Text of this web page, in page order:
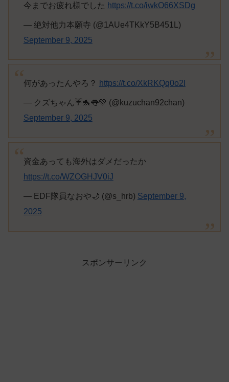
今までお疲れ様でした https://t.co/iwkO66XSDg
— 絶対他力本願寺 (@1AUe4TKkY5B451L)
September 9, 2025
何があったんやろ？ https://t.co/XkRKQq0o2l
— クズちゃん☔️🐬👅💚 (@kuzuchan92chan)
September 9, 2025
資金あっても海外はダメだったか
https://t.co/WZOGHJV0iJ
— EDF隊員なおや🌙 (@s_hrb) September 9,
2025
スポンサーリンク